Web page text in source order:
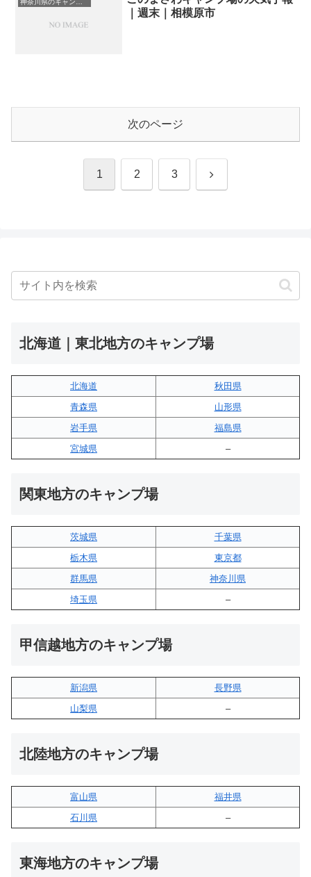
神奈川県のキャンプ場一覧
｜週末｜相模原市
次のページ
1 2 3 次
北海道｜東北地方のキャンプ場
北海道
秋田県
青森県
山形県
岩手県
福島県
宮城県
–
関東地方のキャンプ場
茨城県
千葉県
栃木県
東京都
群馬県
神奈川県
埼玉県
–
甲信越地方のキャンプ場
新潟県
長野県
山梨県
–
北陸地方のキャンプ場
富山県
福井県
石川県
–
東海地方のキャンプ場